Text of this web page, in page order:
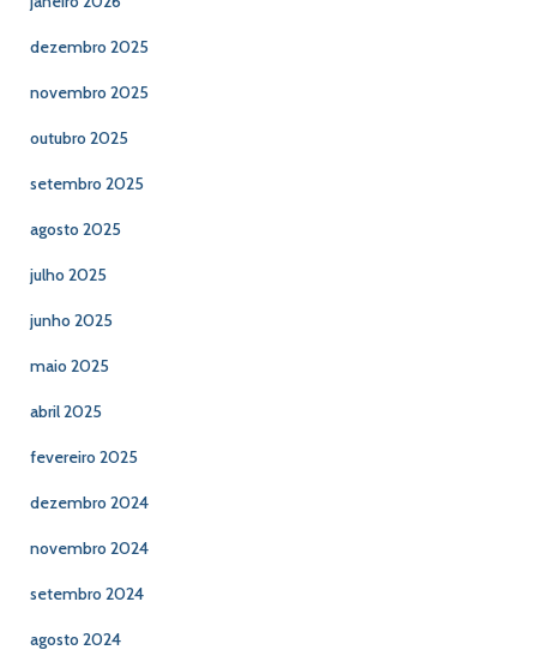
dezembro 2025
novembro 2025
outubro 2025
setembro 2025
agosto 2025
julho 2025
junho 2025
maio 2025
abril 2025
fevereiro 2025
dezembro 2024
novembro 2024
setembro 2024
agosto 2024